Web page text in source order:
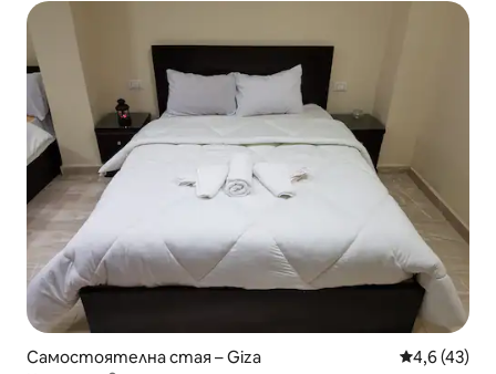
Самостоятелна стая – Giza Средна
4,6 (43)